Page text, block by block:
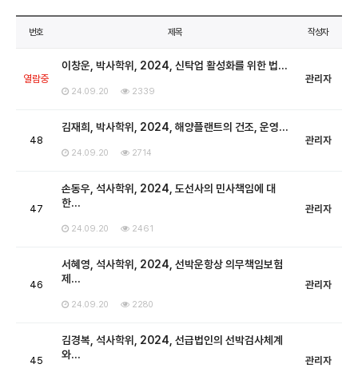
번호 제목 작성자
열람중
이창운, 박사학위, 2024, 신탁업 활성화를 위한 법…
24.09.20 2339
관리자
48
김재희, 박사학위, 2024, 해양플랜트의 건조, 운영…
24.09.20 2714
관리자
47
손동우, 석사학위, 2024, 도선사의 민사책임에 대
한…
24.09.20 2461
관리자
46
서혜영, 석사학위, 2024, 선박운항상 의무책임보험
제…
24.09.20 2280
관리자
45
김경복, 석사학위, 2024, 선급법인의 선박검사체계
와…
관리자